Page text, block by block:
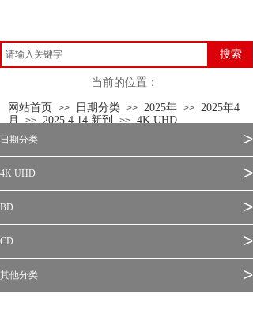
搜索
当前的位置：
网站首页 >> 日期分类 >> 2025年 >> 2025年4
月 >> 2025.4.14 新到 >> 4K UHD
日期分类 >
4K UHD >
BD >
CD >
其他分类 >